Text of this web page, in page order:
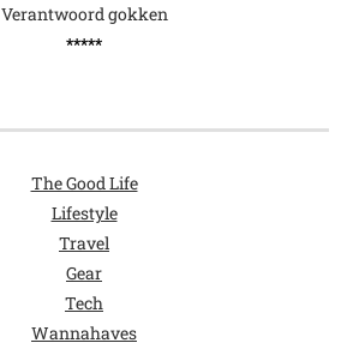
Verantwoord gokken
*****
The Good Life
Lifestyle
Travel
Gear
Tech
Wannahaves